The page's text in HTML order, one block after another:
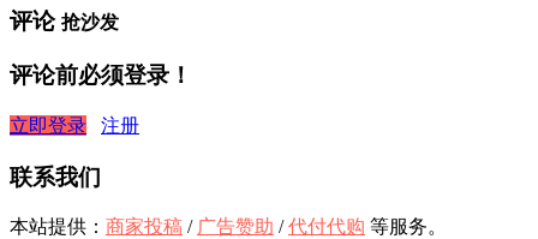
评论 抢沙发
评论前必须登录！
立即登录 注册
联系我们
本站提供： 商家投稿 / 广告赞助 /代付代购 等服务。